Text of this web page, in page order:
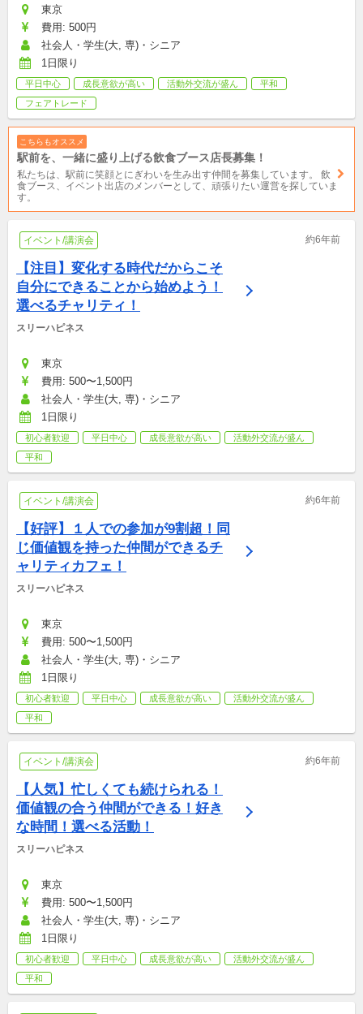
東京
費用: 500円
社会人・学生(大, 専)・シニア
1日限り
平日中心 成長意欲が高い 活動外交流が盛ん
平和
フェアトレード
こちらもオススメ
駅前を、一緒に盛り上げる飲食ブース店長募集！
私たちは、駅前に笑顔とにぎわいを生み出す仲間を募集しています。 飲
食ブース、イベント出店のメンバーとして、頑張りたい運営を探していま
す。
イベント/講演会 約6年前
【注目】変化する時代だからこそ
自分にできることから始めよう！
選べるチャリティ！
スリーハピネス
東京
費用: 500〜1,500円
社会人・学生(大, 専)・シニア
1日限り
初心者歓迎 平日中心 成長意欲が高い
活動外交流が盛ん
平和
イベント/講演会 約6年前
【好評】１人での参加が9割超！同
じ価値観を持った仲間ができるチ
ャリティカフェ！
スリーハピネス
東京
費用: 500〜1,500円
社会人・学生(大, 専)・シニア
1日限り
初心者歓迎 平日中心 成長意欲が高い
活動外交流が盛ん
平和
イベント/講演会 約6年前
【人気】忙しくても続けられる！
価値観の合う仲間ができる！好き
な時間！選べる活動！
スリーハピネス
東京
費用: 500〜1,500円
社会人・学生(大, 専)・シニア
1日限り
初心者歓迎 平日中心 成長意欲が高い
活動外交流が盛ん
平和